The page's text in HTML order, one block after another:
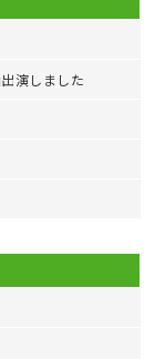
演しました